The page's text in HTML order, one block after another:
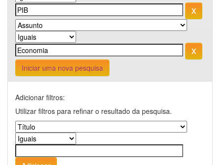
Iniciar uma nova pesquisa
Adicionar filtros:
Utilizar filtros para refinar o resultado da pesquisa.